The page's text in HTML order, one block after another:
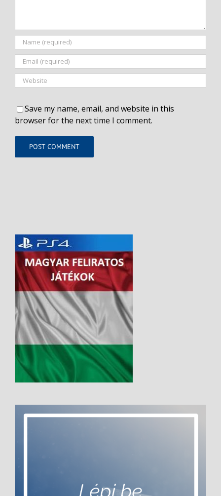
Save my name, email, and website in this
browser for the next time I comment.